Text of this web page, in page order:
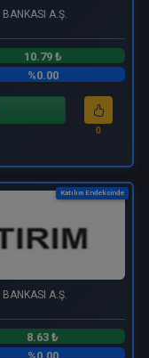
A.Ş.
10.79 ₺
%0.00
0
Katılım Endeksinde
A.Ş.
8.63 ₺